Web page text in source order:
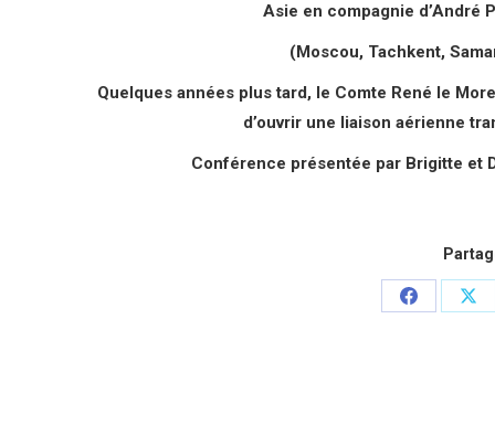
Asie en compagnie d’André
(Moscou, Tachkent,
Quelques années plus tard, le Comte René le
d’ouvrir une liaison aérienne
Conférence présentée par Brigitte et
Partager